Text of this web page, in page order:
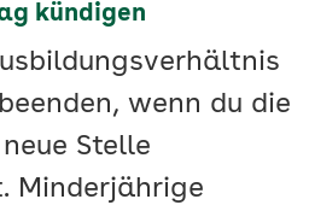
kündigen
wenn du die
Stelle
Minderjährige